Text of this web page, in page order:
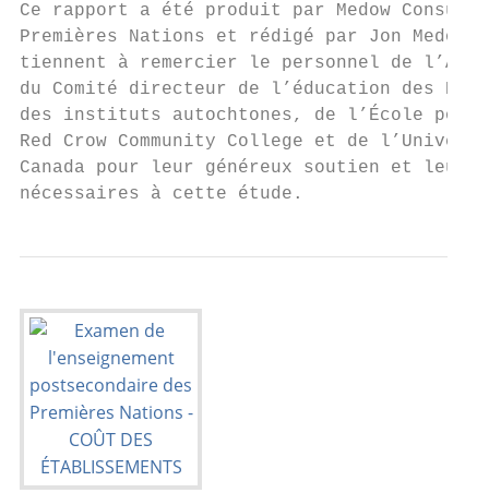
Ce rapport a été produit par Medow
Premières Nations et rédigé par Jon Medow
tiennent à remercier le personnel de
du Comité directeur de l’éducation des
des instituts autochtones, de l’École
Red Crow Community College et de
Canada pour leur généreux soutien et leur
nécessaires à cette étude.